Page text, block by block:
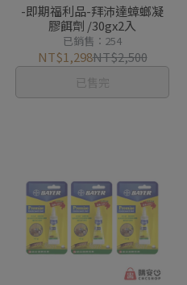
-即期福利品-拜沛達蟑螂凝
膠餌劑 /30gx2入
已銷售：254
NT$1,298NT$2,500
已售完